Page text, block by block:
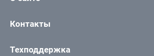
Контакты
Техподдержка